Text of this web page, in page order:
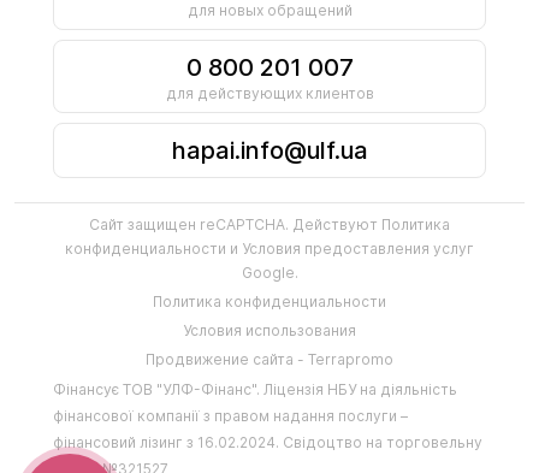
для новых обращений
0 800 201 007
для действующих клиентов
hapai.info@ulf.ua
Фінансує ТОВ "УЛФ-Фінанс". Ліцензія НБУ на діяльність
фінансової компанії з правом надання послуги –
фінансовий лізинг з 16.02.2024. Свідоцтво на торговельну
марку №321527
Политика конфиденциальности
Условия использования
Продвижение сайта - Terrapromo
Сайт защищен reCAPTCHA. Действуют Политика
конфиденциальности и Условия предоставления услуг
Google.